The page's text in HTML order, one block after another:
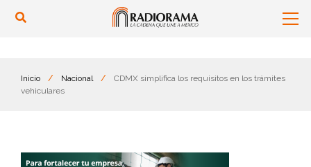
Inicio / Nacional /
CDMX simplifica los requisitos en los trámites
vehiculares